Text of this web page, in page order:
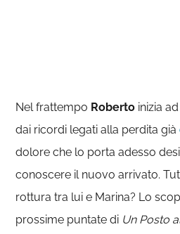
Nel frattempo Roberto inizia
dai ricordi legati alla perdita già
dolore che lo porta adesso
conoscere il nuovo arrivato.
rottura tra lui e Marina? Lo
prossime puntate di Un Posto